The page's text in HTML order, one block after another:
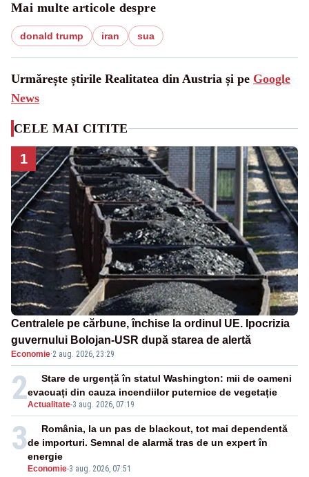
Mai multe articole despre
donald trump iran sua
Urmărește știrile Realitatea din Austria și pe Google
News
CELE MAI CITITE
1
Centralele pe cărbune, închise la ordinul UE. Ipocrizia
guvernului Bolojan-USR după starea de alertă
Economie·2 aug. 2026, 23:29
2Actualitate-3 aug. 2026, 07:19
Stare de urgență în statul Washington: mii de oameni
evacuați din cauza incendiilor puternice de vegetație
3
Economie-3 aug. 2026, 07:51
România, la un pas de blackout, tot mai dependentă
de importuri. Semnal de alarmă tras de un expert în
energie